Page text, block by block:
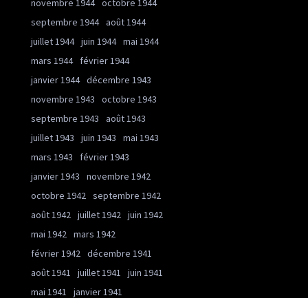
septembre 1944 août 1944
juillet 1944 juin 1944 mai 1944
mars 1944
février 1944
janvier 1944 décembre 1943
novembre 1943
octobre 1943
septembre 1943
août 1943
juillet 1943
juin 1943
mai 1943
mars 1943
février 1943
janvier 1943
novembre 1942
octobre 1942
septembre 1942
août 1942
juillet 1942
juin 1942
mai 1942
mars 1942
février 1942
décembre 1941
août 1941
juillet 1941
juin 1941
mai 1941
janvier 1941